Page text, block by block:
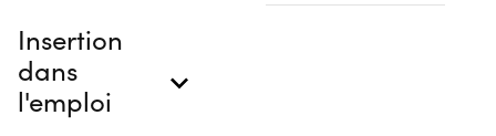
Insertion
dans
l'emploi